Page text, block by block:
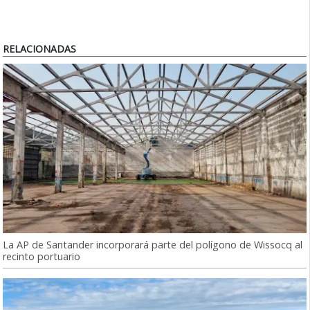
RELACIONADAS
La AP de Santander incorporará parte del polígono de Wissocq al
recinto portuario